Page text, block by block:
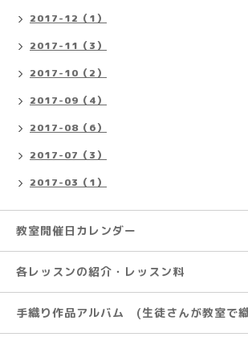
2017-12（1）
2017-11（3）
2017-10（2）
2017-09（4）
2017-08（6）
2017-07（3）
2017-03（1）
教室開催日カレンダー
各レッスンの紹介・レッスン料
手織り作品アルバム (生徒さんが教室で